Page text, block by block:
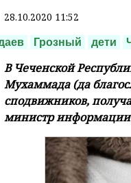
28.10.2020 11:52
Грозный дети
В Чеченской
Мухаммада (да
сподвижников,
министр информации